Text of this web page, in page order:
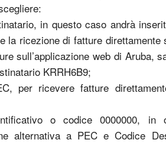
in questo caso andrà
la ricezione di fatture
sull’applicazione web di Aruba,
KRRH6B9;
per ricevere fatture
o codice 0000000, in
alternativa a PEC e Codice